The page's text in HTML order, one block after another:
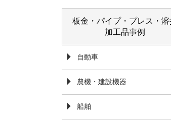
板金・パイプ・プレス・溶
加工品事例
自動車
農機・建設機器
船舶